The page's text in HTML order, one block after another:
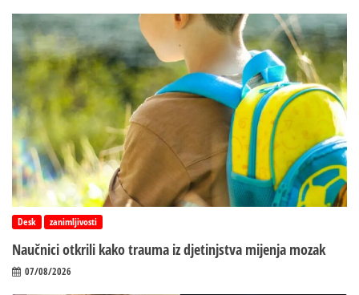
Desk zanimljivosti
Naučnici otkrili kako trauma iz d‌jetinjstva mijenja mozak
07/08/2026